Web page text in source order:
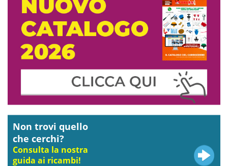
Non trovi quello
che cerchi?
Consulta la nostra
guida ai ricambi!